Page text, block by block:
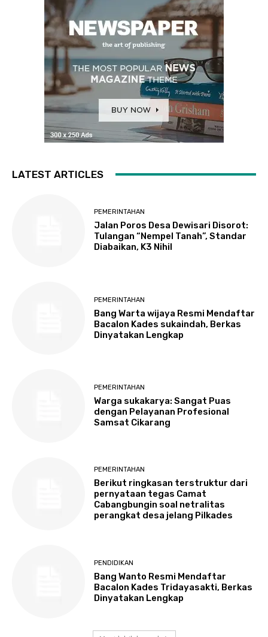
LATEST ARTICLES
PEMERINTAHAN
Jalan Poros Desa Dewisari Disorot:
Tulangan “Nempel Tanah”, Standar
Diabaikan, K3 Nihil
PEMERINTAHAN
Bang Warta wijaya Resmi Mendaftar
Bacalon Kades sukaindah, Berkas
Dinyatakan Lengkap
PEMERINTAHAN
Warga sukakarya: Sangat Puas
dengan Pelayanan Profesional
Samsat Cikarang
PEMERINTAHAN
Berikut ringkasan terstruktur dari
pernyataan tegas Camat
Cabangbungin soal netralitas
perangkat desa jelang Pilkades
PENDIDIKAN
Bang Wanto Resmi Mendaftar
Bacalon Kades Tridayasakti, Berkas
Dinyatakan Lengkap